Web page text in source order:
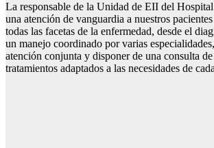
La responsable de la Unidad de EII del
una atención de vanguardia a nuestros
todas las facetas de la enfermedad, desde el
un manejo coordinado por varias
atención conjunta y disponer de una consulta
tratamientos adaptados a las necesidades de